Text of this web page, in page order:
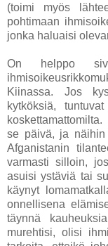
(toimi myös
pohtimaan
jonka haluaisi
On helppo
Kiinassa. Jos
kytköksiä,
se päivä, ja näihin
Afganistanin
varmasti silloin,
asuisi ystäviä tai
käynyt
onnellisena
täynnä
murehtisi, olisi